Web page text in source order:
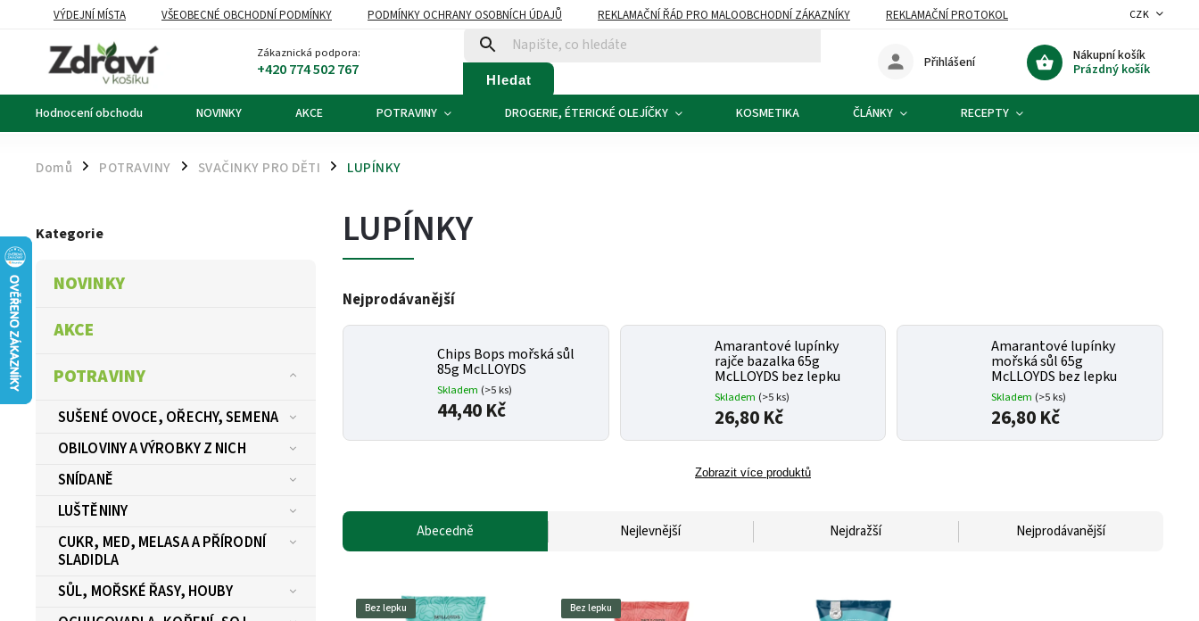
VÝDEJNÍ MÍSTA VŠEOBECNÉ OBCHODNÍ PODMÍNKY PODMÍNKY OCHRANY OSOBNÍCH ÚDAJŮ REKLAMAČNÍ ŘÁD PRO MALOOBCHODNÍ ZÁKAZNÍKY
REKLAMAČNÍ PROTOKOL
OZNÁMENÍ O ODSTOUPENÍ OD KUPNÍ SMLOUVY
KONTAKTY
CZK
Zákaznická podpora:
+420 774 502 767 Hledat
Nákupní košík
Prázdný košík
Přihlášení
Hodnocení obchodu NOVINKY AKCE POTRAVINY DROGERIE, ÉTERICKÉ OLEJÍČKY KOSMETIKA ČLÁNKY RECEPTY
Domů / POTRAVINY / SVAČINKY PRO DĚTI / LUPÍNKY
Kategorie
NOVINKY
AKCE
POTRAVINY
SUŠENÉ OVOCE, OŘECHY, SEMENA
OBILOVINY A VÝROBKY Z NICH
SNÍDANĚ
LUŠTĚNINY
CUKR, MED, MELASA A PŘÍRODNÍ
SLADIDLA
SŮL, MOŘSKÉ ŘASY, HOUBY
LUPÍNKY
Nejprodávanější
Chips Bops mořská sůl
85g McLLOYDS
Skladem (>5 ks)
44,40 Kč
Amarantové lupínky
rajče bazalka 65g
McLLOYDS bez lepku
Skladem (>5 ks)
26,80 Kč
Amarantové lupínky
mořská sůl 65g
McLLOYDS bez lepku
Skladem (>5 ks)
26,80 Kč
Zobrazit více produktů
Abecedně Nejlevnější Nejdražší Nejprodávanější
Bez lepku Bez lepku